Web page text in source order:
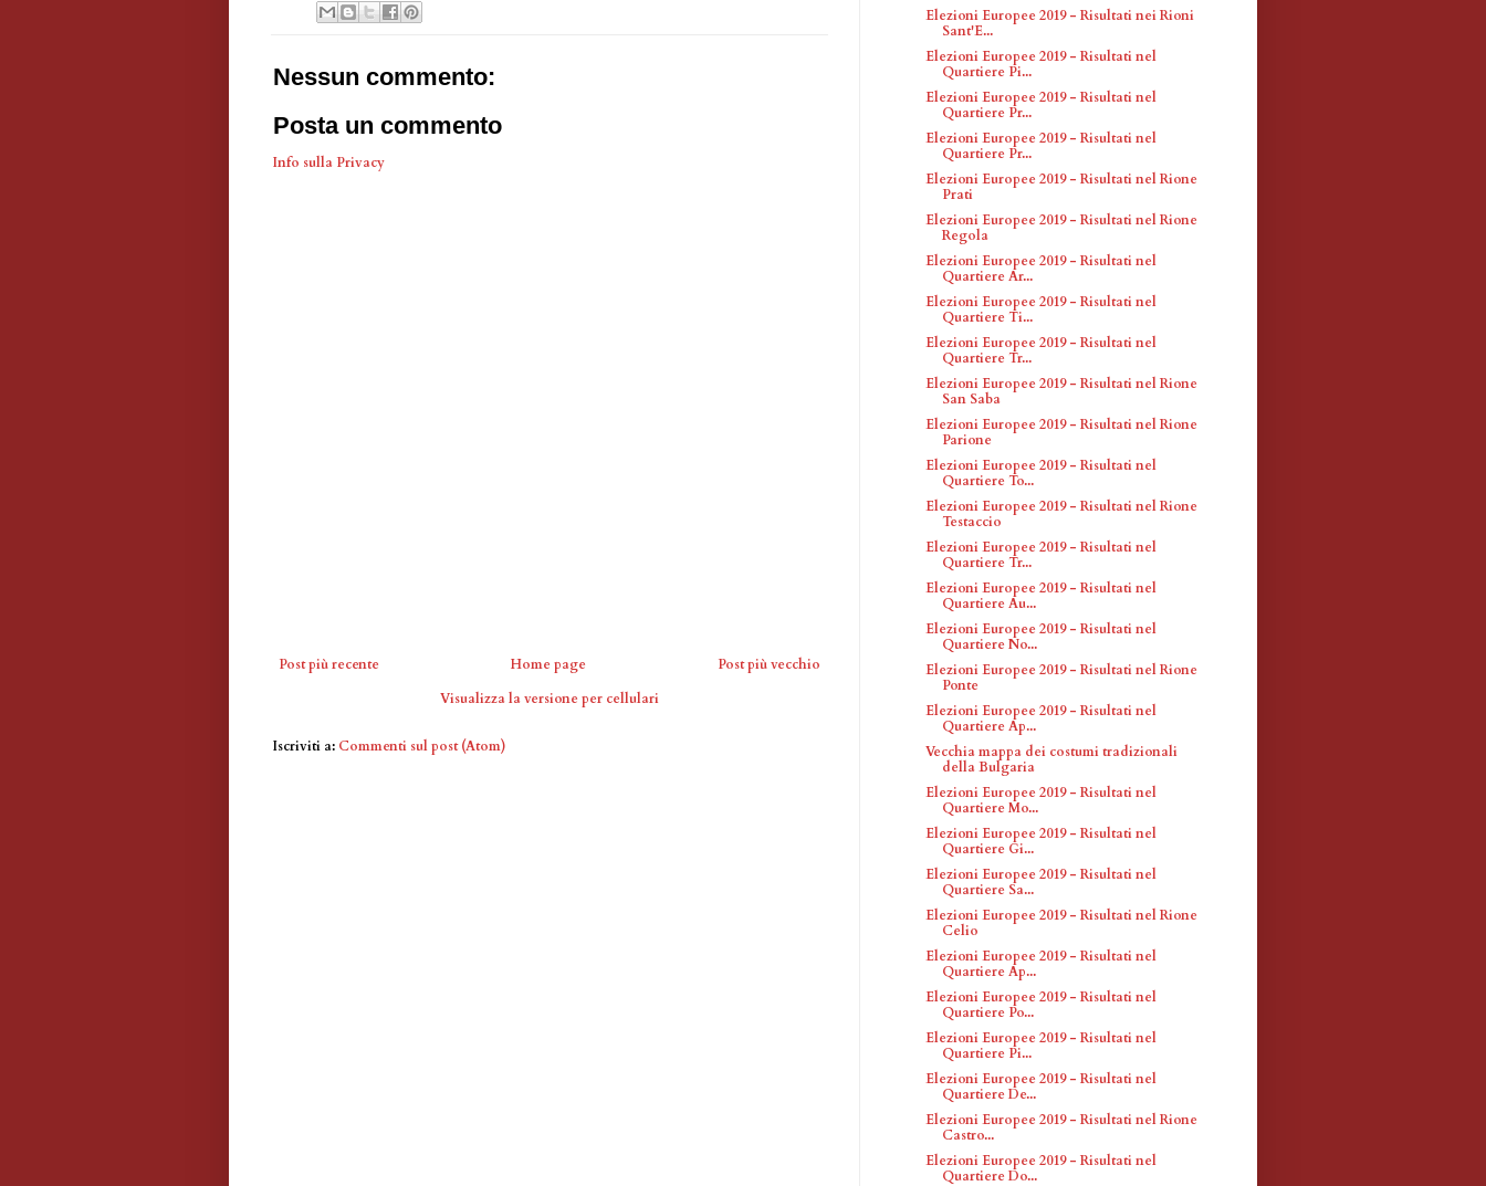
Nessun commento:
Posta un commento
Info sulla Privacy
Post più recente Post più vecchio
Home page
Visualizza la versione per cellulari
Iscriviti a: Commenti sul post (Atom)
Elezioni Europee 2019 - Risultati nei Rioni
Sant'E...
Elezioni Europee 2019 - Risultati nel
Quartiere Pi...
Elezioni Europee 2019 - Risultati nel
Quartiere Pr...
Elezioni Europee 2019 - Risultati nel
Quartiere Pr...
Elezioni Europee 2019 - Risultati nel Rione
Prati
Elezioni Europee 2019 - Risultati nel Rione
Regola
Elezioni Europee 2019 - Risultati nel
Quartiere Ar...
Elezioni Europee 2019 - Risultati nel
Quartiere Ti...
Elezioni Europee 2019 - Risultati nel
Quartiere Tr...
Elezioni Europee 2019 - Risultati nel Rione
San Saba
Elezioni Europee 2019 - Risultati nel Rione
Parione
Elezioni Europee 2019 - Risultati nel
Quartiere To...
Elezioni Europee 2019 - Risultati nel Rione
Testaccio
Elezioni Europee 2019 - Risultati nel
Quartiere Tr...
Elezioni Europee 2019 - Risultati nel
Quartiere Au...
Elezioni Europee 2019 - Risultati nel
Quartiere No...
Elezioni Europee 2019 - Risultati nel Rione
Ponte
Elezioni Europee 2019 - Risultati nel
Quartiere Ap...
Vecchia mappa dei costumi tradizionali
della Bulgaria
Elezioni Europee 2019 - Risultati nel
Quartiere Mo...
Elezioni Europee 2019 - Risultati nel
Quartiere Gi...
Elezioni Europee 2019 - Risultati nel
Quartiere Sa...
Elezioni Europee 2019 - Risultati nel Rione
Celio
Elezioni Europee 2019 - Risultati nel
Quartiere Ap...
Elezioni Europee 2019 - Risultati nel
Quartiere Po...
Elezioni Europee 2019 - Risultati nel
Quartiere Pi...
Elezioni Europee 2019 - Risultati nel
Quartiere De...
Elezioni Europee 2019 - Risultati nel Rione
Castro...
Elezioni Europee 2019 - Risultati nel
Quartiere Do...